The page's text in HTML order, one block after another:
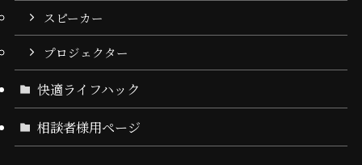
スピーカー
プロジェクター
快適ライフハック
相談者様用ページ